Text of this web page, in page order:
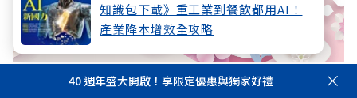
知識包下載》重工業到餐飲都用AI！
產業降本增效全攻略
40 週年盛大開啟！享限定優惠與獨家好禮